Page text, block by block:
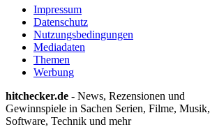
Impressum
Datenschutz
Nutzungsbedingungen
Mediadaten
Themen
Werbung
hitchecker.de - News, Rezensionen und
Gewinnspiele in Sachen Serien, Filme, Musik,
Software, Technik und mehr